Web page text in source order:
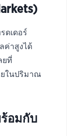
ดเดอร์
ค่าสูงได้
ยที่
ยในปริมาณ
อมกับ